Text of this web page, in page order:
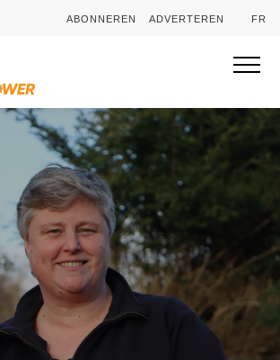
ABONNEREN ADVERTEREN FR